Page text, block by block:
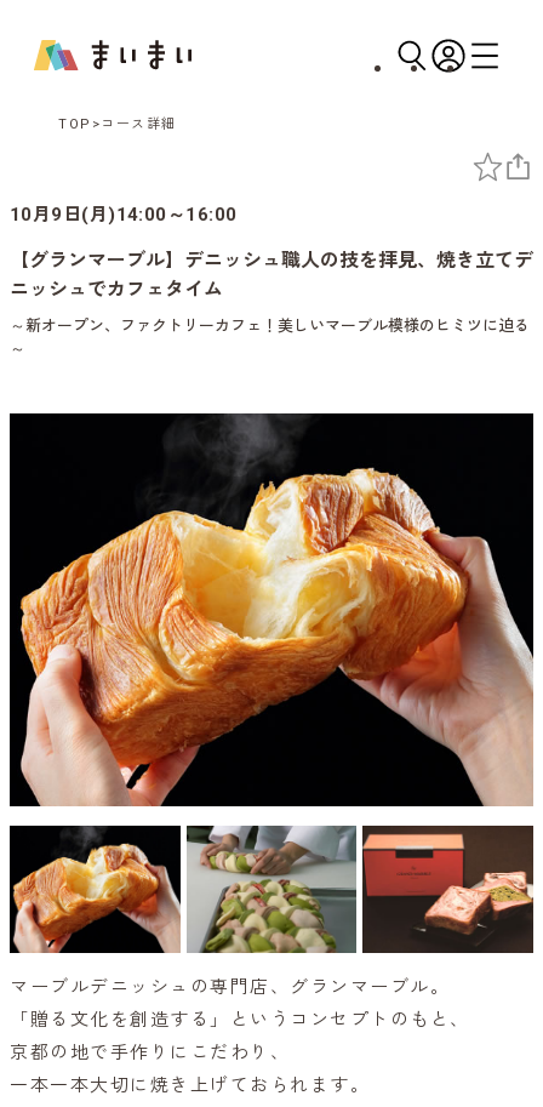
TOP コース詳細
10月9日(月)14:00～16:00
【グランマーブル】デニッシュ職人の技を拝見、焼き立てデ
ニッシュでカフェタイム
～新オープン、ファクトリーカフェ！美しいマーブル模様のヒミツに迫る
～
マーブルデニッシュの専門店、グランマーブル。
「贈る文化を創造する」というコンセプトのもと、
京都の地で手作りにこだわり、
一本一本大切に焼き上げておられます。